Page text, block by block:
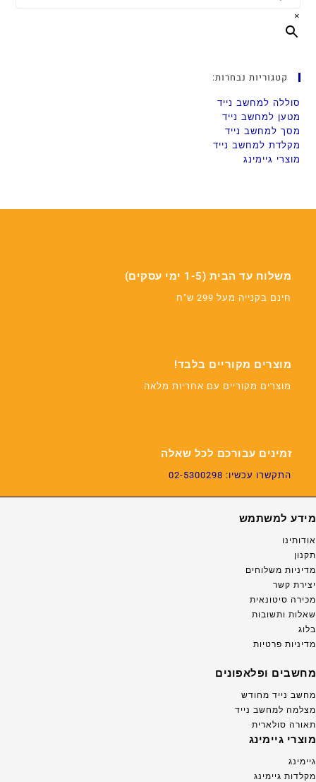
×
קטגוריות נבחרות:
סוללה למחשב נייד
מטען למחשב נייד
מסך למחשב נייד
מקלדת למחשב נייד
מוצרי גיימינג
משלוח עד הבית (1-5 ימי עסקים)
חינם בקנייה מעל 299 ש"ח
מוצרים מקוריים בלבד!
מוצרים מקוריים עם אחריות מלאה
זמינים עבורכם לכל שאלה
התקשרו עכשיו: 02-5300298
מידע למשתמש
אודותינו
תקנון
מדיניות משלוחים
יצירת קשר
מכירה סיטונאית
שאלות ותשובות
בלוג
מדיניות פרטיות
מחשבים ופלאפונים
מחשב נייד מחודש
מצלמה למחשב נייד
תאורה סולארית
מוצרי גיימינג
גיימינג
מקלדות גיימינג